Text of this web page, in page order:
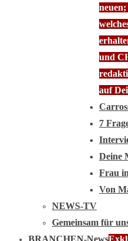
und
auf
7
Deine
Frau
Von
NEWS-TV
Gemeinsam für
BRANCHEN-News